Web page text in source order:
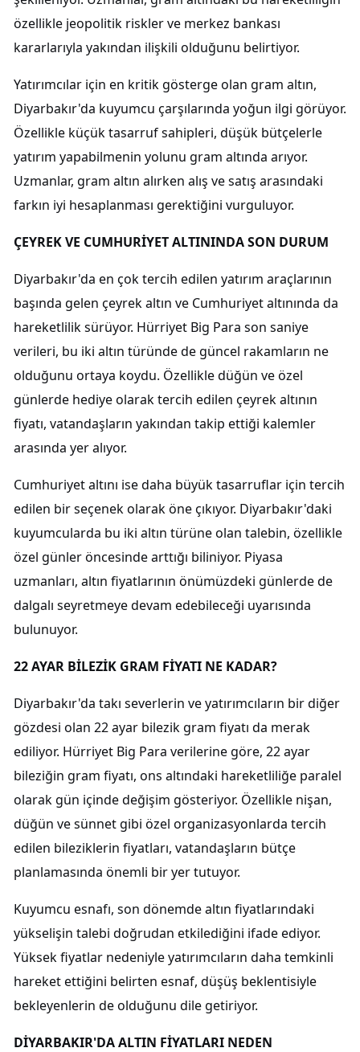
özellikle jeopolitik riskler ve merkez bankası
kararlarıyla yakından ilişkili olduğunu belirtiyor.
Yatırımcılar için en kritik gösterge olan gram altın,
Diyarbakır'da kuyumcu çarşılarında yoğun ilgi görüyor.
Özellikle küçük tasarruf sahipleri, düşük bütçelerle
yatırım yapabilmenin yolunu gram altında arıyor.
Uzmanlar, gram altın alırken alış ve satış arasındaki
farkın iyi hesaplanması gerektiğini vurguluyor.
ÇEYREK VE CUMHURİYET ALTININDA SON DURUM
Diyarbakır'da en çok tercih edilen yatırım araçlarının
başında gelen çeyrek altın ve Cumhuriyet altınında da
hareketlilik sürüyor. Hürriyet Big Para son saniye
verileri, bu iki altın türünde de güncel rakamların ne
olduğunu ortaya koydu. Özellikle düğün ve özel
günlerde hediye olarak tercih edilen çeyrek altının
fiyatı, vatandaşların yakından takip ettiği kalemler
arasında yer alıyor.
Cumhuriyet altını ise daha büyük tasarruflar için tercih
edilen bir seçenek olarak öne çıkıyor. Diyarbakır'daki
kuyumcularda bu iki altın türüne olan talebin, özellikle
özel günler öncesinde arttığı biliniyor. Piyasa
uzmanları, altın fiyatlarının önümüzdeki günlerde de
dalgalı seyretmeye devam edebileceği uyarısında
bulunuyor.
22 AYAR BİLEZİK GRAM FİYATI NE KADAR?
Diyarbakır'da takı severlerin ve yatırımcıların bir diğer
gözdesi olan 22 ayar bilezik gram fiyatı da merak
ediliyor. Hürriyet Big Para verilerine göre, 22 ayar
bileziğin gram fiyatı, ons altındaki hareketliliğe paralel
olarak gün içinde değişim gösteriyor. Özellikle nişan,
düğün ve sünnet gibi özel organizasyonlarda tercih
edilen bileziklerin fiyatları, vatandaşların bütçe
planlamasında önemli bir yer tutuyor.
Kuyumcu esnafı, son dönemde altın fiyatlarındaki
yükselişin talebi doğrudan etkilediğini ifade ediyor.
Yüksek fiyatlar nedeniyle yatırımcıların daha temkinli
hareket ettiğini belirten esnaf, düşüş beklentisiyle
bekleyenlerin de olduğunu dile getiriyor.
DİYARBAKIR'DA ALTIN FİYATLARI NEDEN